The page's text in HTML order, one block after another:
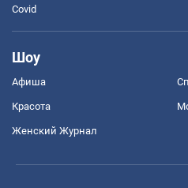
Covid
Шоу
Афиша
Красота
Женский Журнал